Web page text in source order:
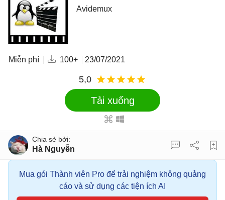
Avidemux
Miễn phí 100+ 23/07/2021
5,0
Tải xuống
Hà Nguyễn
Mua gói Thành viên Pro để trải nghiệm không quảng
cáo và sử dụng các tiện ích AI